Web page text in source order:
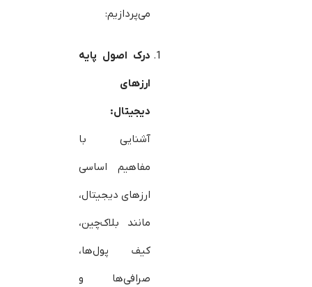
می‌پردازیم:
درک اصول پایه
ارزهای
دیجیتال:
آشنایی با
مفاهیم اساسی
ارزهای دیجیتال،
مانند بلاک‌چین،
کیف پول‌ها،
صرافی‌ها و